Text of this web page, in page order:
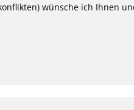
wünsche ich Ihnen